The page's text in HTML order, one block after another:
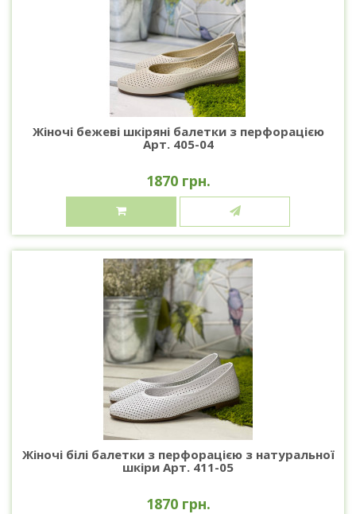
Жіночі бежеві шкіряні балетки з перфорацією
Арт. 405-04
1870 грн.
Жіночі білі балетки з перфорацією з натуральної
шкіри Арт. 411-05
1870 грн.